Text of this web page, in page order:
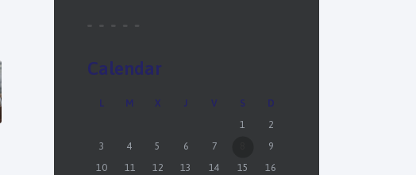
Calendar
L M X J V S
D
1
2
3
4 5 6 7
9
10
11 12 13 14 15
16